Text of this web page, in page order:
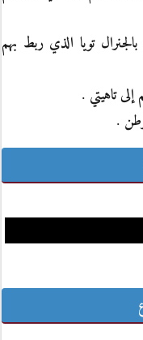
تويا الذي ربط بهم
تاهيتي .
.